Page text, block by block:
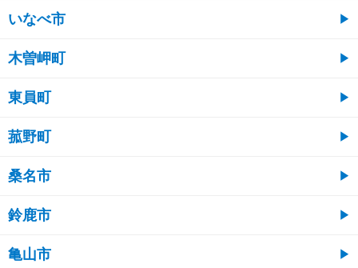
いなべ市
木曽岬町
東員町
菰野町
桑名市
鈴鹿市
亀山市